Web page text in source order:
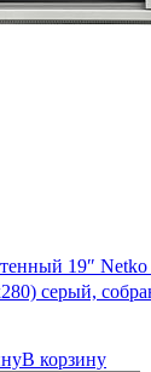
19″
серый,
В корзину